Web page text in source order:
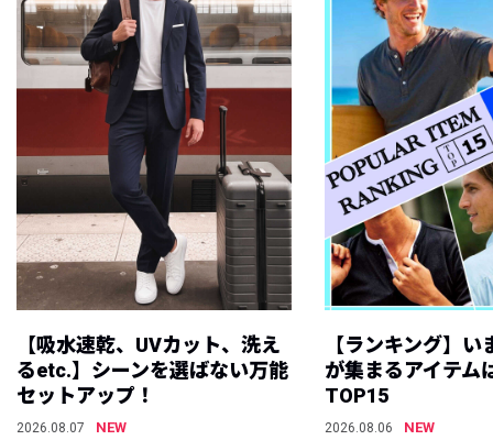
【吸水速乾、UVカット、洗え
るetc.】シーンを選ばない万能
セットアップ！
2026.08.07
NEW
【ランキング】
が集まるアイテム
TOP15
2026.08.06
NEW